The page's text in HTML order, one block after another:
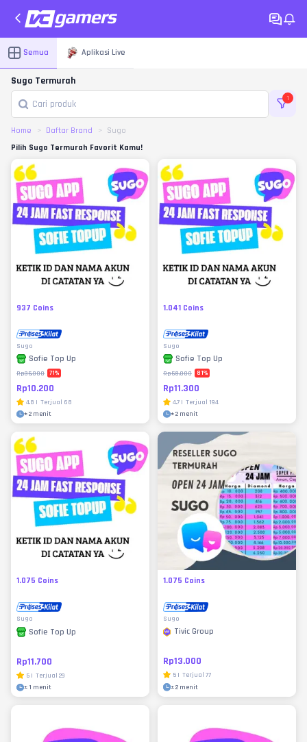
Semua Aplikasi Live
Sugo Termurah
1
Home Daftar Brand
Sugo
Pilih Sugo Termurah Favorit Kamu!
937 Coins
Sugo
Sofie Top Up
Rp35.000 71%
Rp10.200
4.8 | Terjual 68
±2 menit
1.041 Coins
Sugo
Sofie Top Up
Rp58.000 81%
Rp11.300
4.7 | Terjual 194
±2 menit
1.075 Coins
Sugo
Sofie Top Up
Rp11.700
5 | Terjual 29
±1 menit
1.075 Coins
Sugo
Tivic Group
Rp13.000
5 | Terjual 77
±2 menit